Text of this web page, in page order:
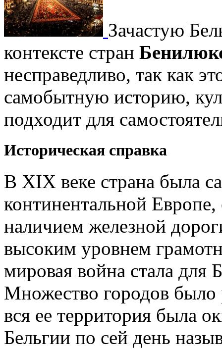
Зачастую
контексте стран
несправедливо, так как
самобытную историю,
подходит для
Историческая справка
В XIX веке страна была
континентальной Европе,
наличием железной
высоким уровнем
мировая война стала
Множество городов
вся ее территория была
Бельгии по сей день